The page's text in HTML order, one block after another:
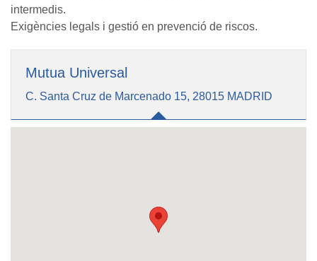
intermedis.
Exigències legals i gestió en prevenció de riscos.
Mutua Universal
C. Santa Cruz de Marcenado 15, 28015 MADRID